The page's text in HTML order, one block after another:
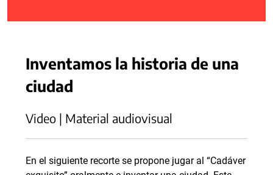
Inventamos la historia de una
ciudad
Video | Material audiovisual
En el siguiente recorte se propone jugar al “Cadáver